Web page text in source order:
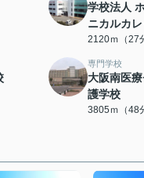
学校法人
ニカルカ
2120ｍ（27
専門学校
大阪南医
護学校
3805ｍ（48